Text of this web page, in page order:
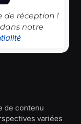
de réception !
notre
de contenu
variées